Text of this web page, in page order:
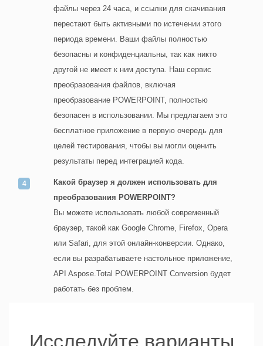
файлы через 24 часа, и ссылки для скачивания
перестают быть активными по истечении этого
периода времени. Ваши файлы полностью
безопасны и конфиденциальны, так как никто
другой не имеет к ним доступа. Наш сервис
преобразования файлов, включая
преобразование POWERPOINT, полностью
безопасен в использовании. Мы предлагаем это
бесплатное приложение в первую очередь для
целей тестирования, чтобы вы могли оценить
результаты перед интеграцией кода.
Какой браузер я должен использовать для
преобразования POWERPOINT?
Вы можете использовать любой современный
браузер, такой как Google Chrome, Firefox, Opera
или Safari, для этой онлайн-конверсии. Однако,
если вы разрабатываете настольное приложение,
API Aspose.Total POWERPOINT Conversion будет
работать без проблем.
Исследуйте варианты